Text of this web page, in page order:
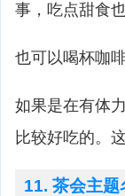
事，吃点甜食
也可以喝杯咖
如果是在有体
比较好吃的。
11. 茶会主题